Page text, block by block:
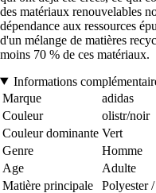
des matériaux renouvelables
dépendance aux ressources
d'un mélange de matières
moins 70 % de ces matériaux.
Informations
Marque
adidas
Couleur
olistr/noir
Couleur dominante Vert
Genre
Homme
Age
Adulte
Matière principale
Polyester